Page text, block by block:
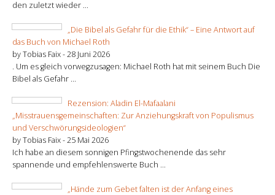
den zuletzt wieder ...
„Die Bibel als Gefahr für die Ethik“ – Eine Antwort auf
das Buch von Michael Roth
by Tobias Faix -28 Juni 2026
. Um es gleich vorwegzusagen: Michael Roth hat mit seinem Buch Die
Bibel als Gefahr ...
Rezension: Aladin El-Mafaalani
„Misstrauensgemeinschaften: Zur Anziehungskraft von Populismus
und Verschwörungsideologien“
by Tobias Faix -25 Mai 2026
Ich habe an diesem sonnigen Pfingstwochenende das sehr
spannende und empfehlenswerte Buch ...
„Hände zum Gebet falten ist der Anfang eines